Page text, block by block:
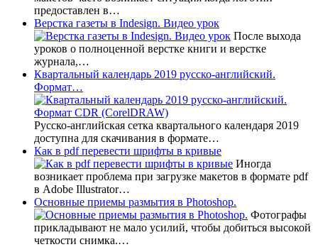
предоставлен в…
Верстка газеты в Indesign. Видео урок
После выхода
уроков о полноценной верстке книги и верстке
журнала,…
Квартальный календарь 2019 русско-английский.
Формат…
Русско-английская сетка квартального календаря 2019
доступна для скачивания в формате…
Как в pdf перевести шрифты в кривые
Иногда
возникает проблема при загрузке макетов в формате pdf
в Adobe Illustrator…
Основные приемы размытия в Photoshop.
Фотографы
прикладывают не мало усилий, чтобы добиться высокой
четкости снимка.…